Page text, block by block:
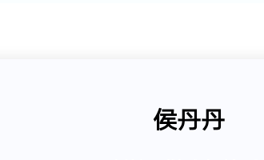
侯丹丹